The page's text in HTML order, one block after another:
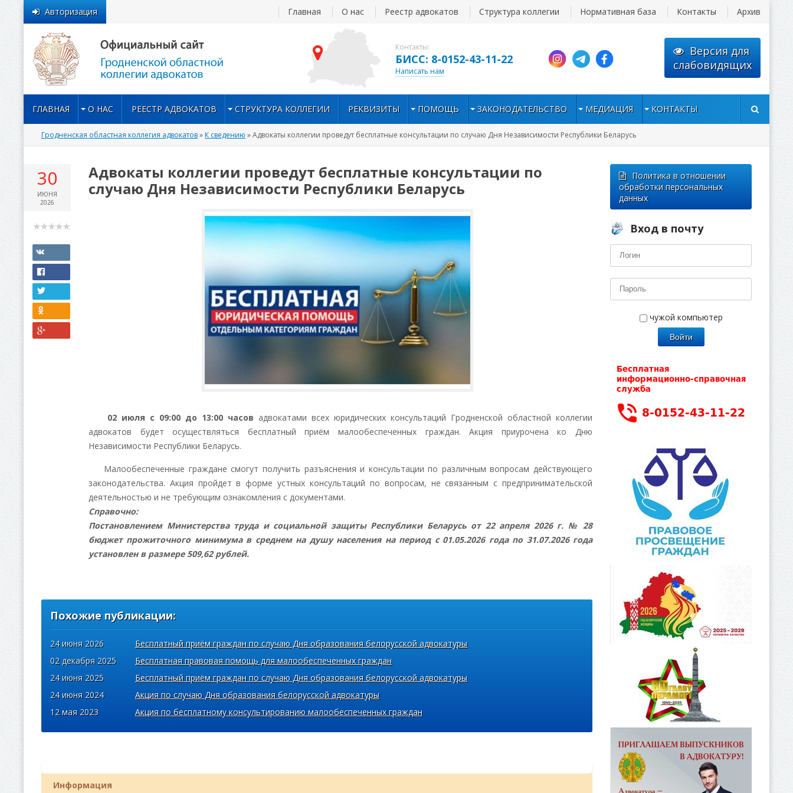
Контакты:
БИСС: 8-0152-43-11-22
Написать нам
Версия для
слабовидящих
Авторизация Главная О нас Реестр адвокатов Структура коллегии Нормативная база Контакты Архив
ГЛАВНАЯ О НАС РЕЕСТР АДВОКАТОВ СТРУКТУРА КОЛЛЕГИИ РЕКВИЗИТЫ ПОМОЩЬ ЗАКОНОДАТЕЛЬСТВО МЕДИАЦИЯ КОНТАКТЫ
Гродненская областная коллегия адвокатов»К сведению » Адвокаты коллегии проведут бесплатные консультации по случаю Дня Независимости Республики Беларусь
30
ИЮНЯ
2026
Адвокаты коллегии проведут бесплатные консультации по
случаю Дня Независимости Республики Беларусь
02 июля с 09:00 до 13:00 часов адвокатами всех юридических консультаций Гродненской областной коллегии
адвокатов будет осуществляться бесплатный приём малообеспеченных граждан. Акция приурочена ко Дню
Независимости Республики Беларусь.
Малообеспеченные граждане смогут получить разъяснения и консультации по различным вопросам действующего
законодательства. Акция пройдет в форме устных консультаций по вопросам, не связанным с предпринимательской
деятельностью и не требующим ознакомления с документами.
Справочно:
Постановлением Министерства труда и социальной защиты Республики Беларусь от 22 апреля 2026 г. № 28
бюджет прожиточного минимума в среднем на душу населения на период с 01.05.2026 года по 31.07.2026 года
установлен в размере 509,62 рублей.
Похожие публикации:
24 июня 2026
Бесплатный приём граждан по случаю Дня образования белорусской адвокатуры
02 декабря 2025
Бесплатная правовая помощь для малообеспеченных граждан
24 июня 2025
Бесплатный приём граждан по случаю Дня образования белорусской адвокатуры
24 июня 2024
Акция по случаю Дня образования белорусской адвокатуры
12 мая 2023
Акция по бесплатному консультированию малообеспеченных граждан
Информация
Политика в отношении
обработки персональных
данных
Вход в почту
чужой компьютер